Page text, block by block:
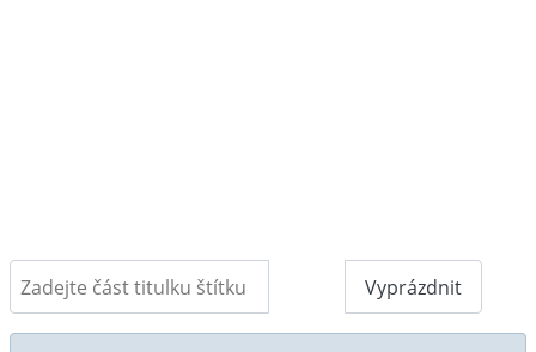
Zadejte část titulku štítku
Vyprázdnit